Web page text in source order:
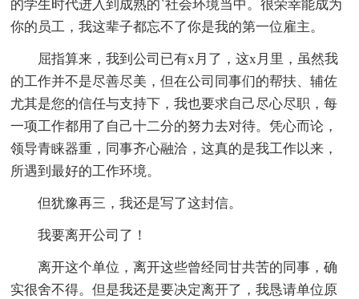
的学生时代进入到成熟的`社会环境当中。很荣幸能成为
你的员工，我这辈子都忘不了你是我的第一位雇主。
屈指算来，我到公司已有x月了，这x月里，虽然我
的工作并不是尽善尽美，但在公司同事们的帮扶、辅佐
尤其是您的信任与支持下，我也要求自己尽心尽职，每
一项工作都用了自己十二分的努力去对待。凭心而论，
领导青睐器重，同事齐心融洽，这真的是我工作以来，
所遇到最好的工作环境。
但犹豫再三，我还是写了这封信。
我要离开公司了！
离开这个单位，离开这些曾经同甘共苦的同事，确
实很舍不得。但是我还是要决定离开了，我恳请单位原